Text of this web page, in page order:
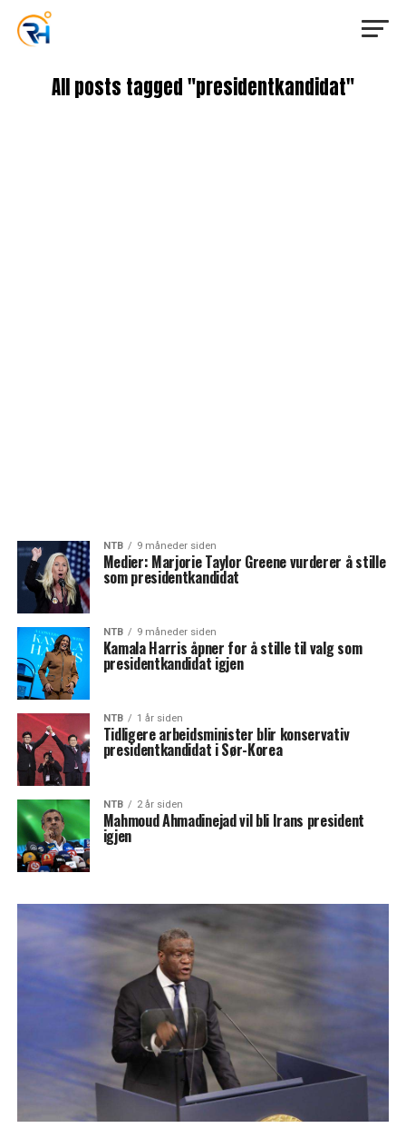
All posts tagged "presidentkandidat"
NTB 9 måneder siden
Medier: Marjorie Taylor Greene vurderer å stille
som presidentkandidat
NTB 9 måneder siden
Kamala Harris åpner for å stille til valg som
presidentkandidat igjen
NTB 1 år siden
Tidligere arbeidsminister blir konservativ
presidentkandidat i Sør-Korea
NTB 2 år siden
Mahmoud Ahmadinejad vil bli Irans president
igjen